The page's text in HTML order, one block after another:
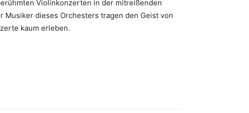
Violinkonzerten in der mitreißenden
Musiker dieses Orchesters tragen den Geist von
kaum erleben.